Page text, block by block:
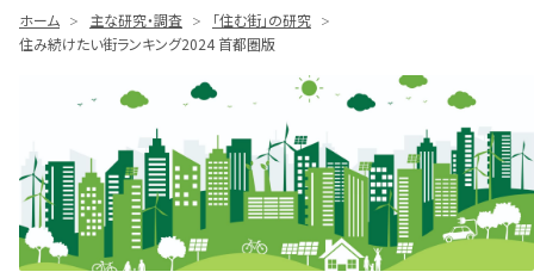
ホーム 主な研究・調査
｢住む街｣の研究
住み続けたい街ランキング2024 首都圏版